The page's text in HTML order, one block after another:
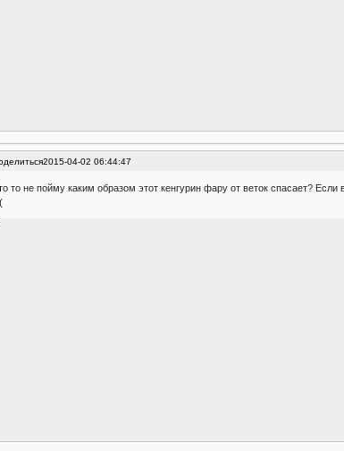
2015-04-02 06:44:47
то не пойму каким образом этот кенгурин фару от веток спасает?